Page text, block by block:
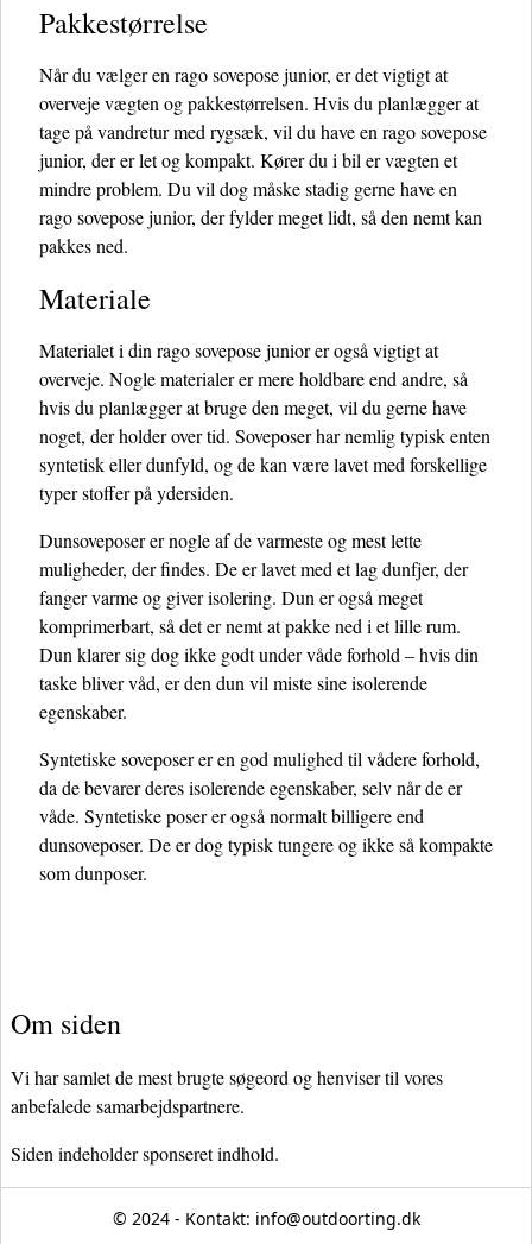
Pakkestørrelse
Når du vælger en rago sovepose junior, er det vigtigt at
overveje vægten og pakkestørrelsen. Hvis du planlægger at
tage på vandretur med rygsæk, vil du have en rago sovepose
junior, der er let og kompakt. Kører du i bil er vægten et
mindre problem. Du vil dog måske stadig gerne have en
rago sovepose junior, der fylder meget lidt, så den nemt kan
pakkes ned.
Materiale
Materialet i din rago sovepose junior er også vigtigt at
overveje. Nogle materialer er mere holdbare end andre, så
hvis du planlægger at bruge den meget, vil du gerne have
noget, der holder over tid. Soveposer har nemlig typisk enten
syntetisk eller dunfyld, og de kan være lavet med forskellige
typer stoffer på ydersiden.
Dunsoveposer er nogle af de varmeste og mest lette
muligheder, der findes. De er lavet med et lag dunfjer, der
fanger varme og giver isolering. Dun er også meget
komprimerbart, så det er nemt at pakke ned i et lille rum.
Dun klarer sig dog ikke godt under våde forhold – hvis din
taske bliver våd, er den dun vil miste sine isolerende
egenskaber.
Syntetiske soveposer er en god mulighed til vådere forhold,
da de bevarer deres isolerende egenskaber, selv når de er
våde. Syntetiske poser er også normalt billigere end
dunsoveposer. De er dog typisk tungere og ikke så kompakte
som dunposer.
Om siden
Vi har samlet de mest brugte søgeord og henviser til vores
anbefalede samarbejdspartnere.
Siden indeholder sponseret indhold.
© 2024 - Kontakt: info@outdoorting.dk